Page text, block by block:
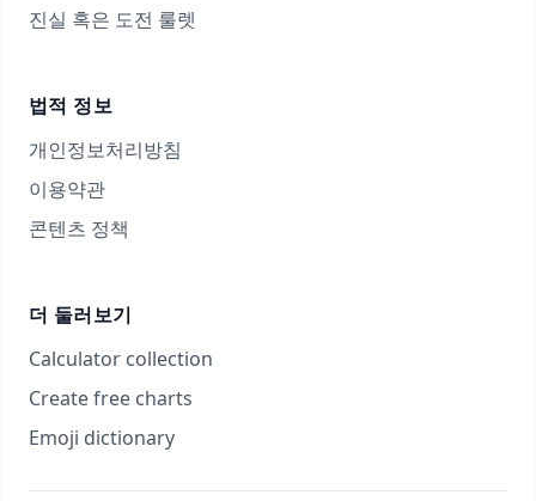
진실 혹은 도전 룰렛
법적 정보
개인정보처리방침
이용약관
콘텐츠 정책
더 둘러보기
Calculator collection
Create free charts
Emoji dictionary